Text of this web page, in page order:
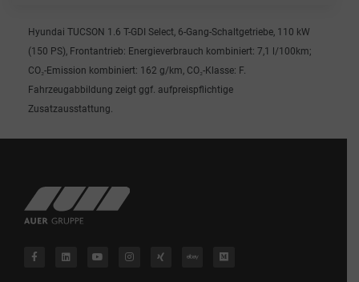
Hyundai TUCSON 1.6 T-GDI Select, 6-Gang-Schaltgetriebe, 110 kW
(150 PS), Frontantrieb: Energieverbrauch kombiniert: 7,1 l/100km;
CO₂-Emission kombiniert: 162 g/km, CO₂-Klasse: F.
Fahrzeugabbildung zeigt ggf. aufpreispflichtige
Zusatzausstattung.